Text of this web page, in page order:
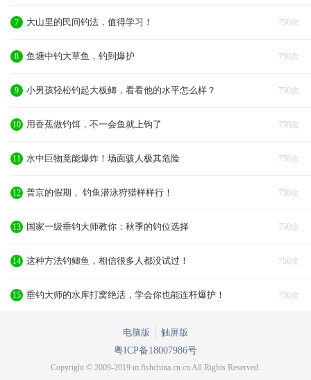
750次
7 大山里的民间钓法，值得学习！
750次
8 鱼塘中钓大草鱼，钓到爆护
750次
9 小男孩轻松钓起大板鲫，看看他的水平怎么样？
750次
10 用香蕉做钓饵，不一会鱼就上钩了
750次
11 水中巨物竟能爆炸！场面骇人极其危险
750次
12 普京的假期， 钓鱼潜泳狩猎样样行！
750次
13 国家一级垂钓大师教你：秋季的钓位选择
750次
14 这种方法钓鲫鱼，相信很多人都没试过！
750次
15 垂钓大师的水库打窝绝活，学会你也能连杆爆护！
电脑版
触屏版
粤ICP备18007986号
Copyright © 2009-2019 m.fishchina.cn.cn All Rights Reserved.